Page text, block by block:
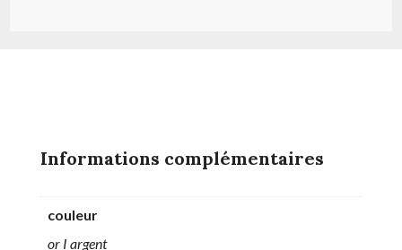
Informations complémentaires
couleur
or I argent